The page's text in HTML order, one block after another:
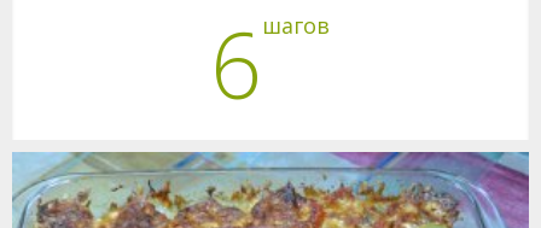
6 шагов